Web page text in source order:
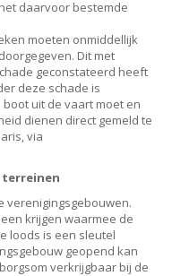
daarvoor bestemde
moeten onmiddellijk
Dit met
geconstateerd heeft
deze schade is
uit de vaart moet en
dienen direct gemeld te
via
terreinen
verenigingsgebouwen.
krijgen waarmee de
loods is een sleutel
geopend kan
verkrijgbaar bij de